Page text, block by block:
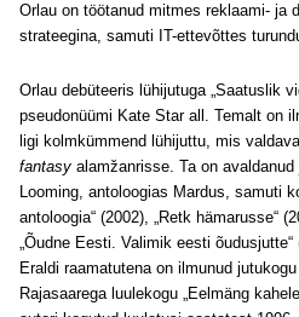
Orlau on töötanud mitmes reklaami- ja
strateegina, samuti IT-ettevõttes
Orlau debüteeris lühijutuga „Saatuslik
pseudonüümi Kate Star all. Temalt on
ligi kolmkümmend lühijuttu, mis
fantasy alamžanrisse. Ta on
Looming, antoloogias Mardus, samuti
antoloogia“ (2002), „Retk hämarusse“
„Õudne Eesti. Valimik eesti õudusjutte“
Eraldi raamatutena on ilmunud
Rajasaarega luulekogu „Eelmäng